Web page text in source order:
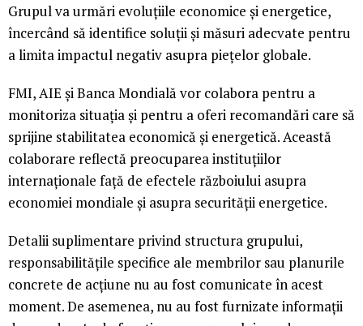
Grupul va urmări evoluțiile economice și energetice,
încercând să identifice soluții și măsuri adecvate pentru
a limita impactul negativ asupra piețelor globale.
FMI, AIE și Banca Mondială vor colabora pentru a
monitoriza situația și pentru a oferi recomandări care să
sprijine stabilitatea economică și energetică. Această
colaborare reflectă preocuparea instituțiilor
internaționale față de efectele războiului asupra
economiei mondiale și asupra securității energetice.
Detalii suplimentare privind structura grupului,
responsabilitățile specifice ale membrilor sau planurile
concrete de acțiune nu au fost comunicate în acest
moment. De asemenea, nu au fost furnizate informații